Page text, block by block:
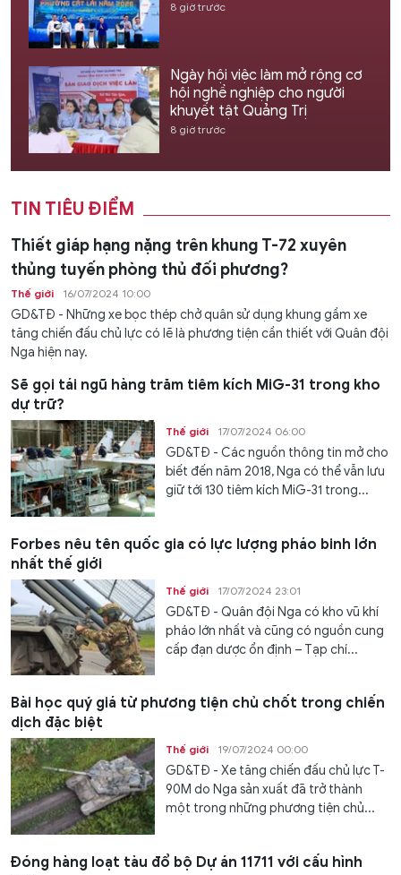
8 giờ trước
Ngày hội việc làm mở rộng cơ
hội nghề nghiệp cho người
khuyết tật Quảng Trị
8 giờ trước
TIN TIÊU ĐIỂM
Thiết giáp hạng nặng trên khung T-72 xuyên
thủng tuyến phòng thủ đối phương?
Thế giới 16/07/2024 10:00
GD&TĐ - Những xe bọc thép chở quân sử dụng khung gầm xe
tăng chiến đấu chủ lực có lẽ là phương tiện cần thiết với Quân đội
Nga hiện nay.
Sẽ gọi tái ngũ hàng trăm tiêm kích MiG-31 trong kho
dự trữ?
Thế giới 17/07/2024 06:00
GD&TĐ - Các nguồn thông tin mở cho
biết đến năm 2018, Nga có thể vẫn lưu
giữ tới 130 tiêm kích MiG-31 trong...
Forbes nêu tên quốc gia có lực lượng pháo binh lớn
nhất thế giới
Thế giới 17/07/2024 23:01
GD&TĐ - Quân đội Nga có kho vũ khí
pháo lớn nhất và cũng có nguồn cung
cấp đạn dược ổn định – Tạp chí...
Bài học quý giá từ phương tiện chủ chốt trong chiến
dịch đặc biệt
Thế giới 19/07/2024 00:00
GD&TĐ - Xe tăng chiến đấu chủ lực T-
90M do Nga sản xuất đã trở thành
một trong những phương tiện chủ...
Đóng hàng loạt tàu đổ bộ Dự án 11711 với cấu hình